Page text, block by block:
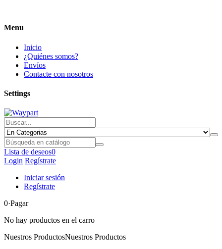
Menu
Inicio
¿Quiénes somos?
Envíos
Contacte con nosotros
Settings
Lista de deseos0
Login Regístrate
Iniciar sesión
Regístrate
0·Pagar
No hay productos en el carro
Nuestros ProductosNuestros Productos